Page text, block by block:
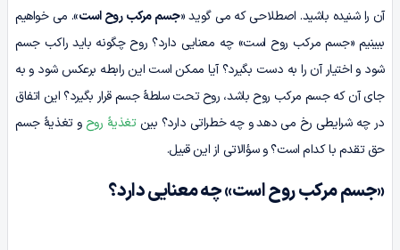
آن را شنیده باشید. اصطلاحی که می گوید «جسم مرکب روح است». می خواهیم
ببینیم «جسم مرکب روح است» چه معنایی دارد؟ روح چگونه باید راکب جسم
شود و اختیار آن را به دست بگیرد؟ آیا ممکن است این رابطه برعکس شود و به
جای آن که جسم مرکب روح باشد، روح تحت سلطۀ جسم قرار بگیرد؟ این اتفاق
در چه شرایطی رخ می دهد و چه خطراتی دارد؟ بینتغذیۀ روح و تغذیۀ جسم
حق تقدم با کدام است؟ و سؤالاتی از این قبیل.
«جسم مرکب روح است» چه معنایی دارد؟